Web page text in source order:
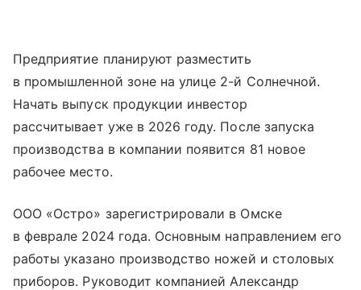
Предприятие планируют разместить
в промышленной зоне на улице 2-й Солнечной.
Начать выпуск продукции инвестор
рассчитывает уже в 2026 году. После запуска
производства в компании появится 81 новое
рабочее место.
ООО «Остро» зарегистрировали в Омске
в феврале 2024 года. Основным направлением его
работы указано производство ножей и столовых
приборов. Руководит компанией Александр